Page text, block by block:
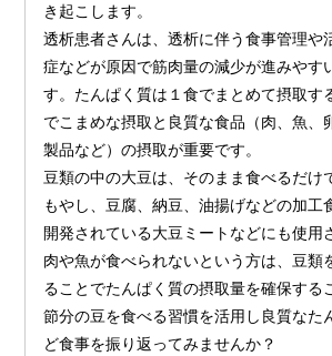
き起こします。
透析患者さんは、透析に伴う食事管理や
症などが原因で筋肉量の減少が進みやす
す。たんぱく質は１食でまとめて摂取す
でこまめな摂取と良質な食品（肉、魚、
製品など）の摂取が重要です。
豆類の中の大豆は、そのまま食べるだけ
もやし、豆腐、納豆、油揚げなどの加工
開発されている大豆ミートなどにも使用
肉や魚が食べられないという方は、豆類
ることでたんぱく質の摂取量を確保する
節分の豆を食べる習慣を活用し良質なた
ど食事を振り返ってみませんか？